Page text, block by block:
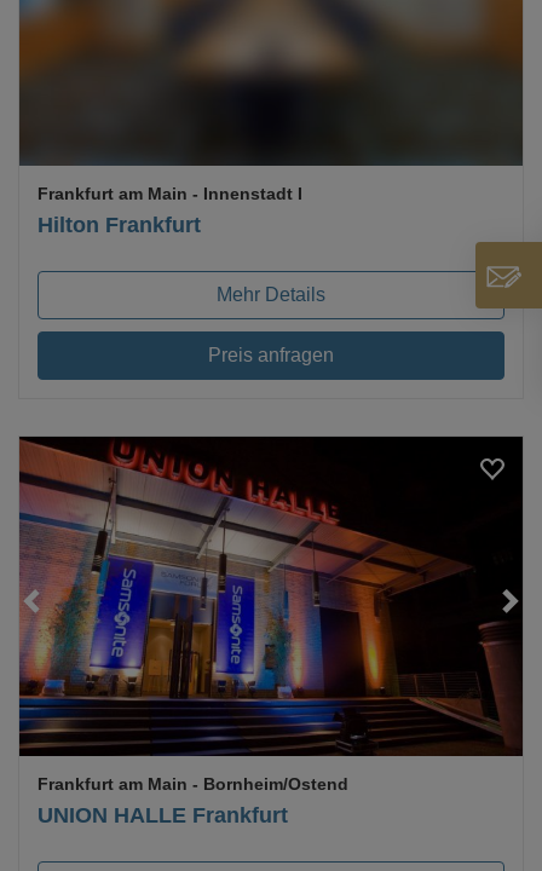
Hilton Frankfurt
Frankfurt am Main - Innenstadt I
Mehr Details
Preis anfragen
UNION HALLE Frankfurt
Frankfurt am Main - Bornheim/Ostend